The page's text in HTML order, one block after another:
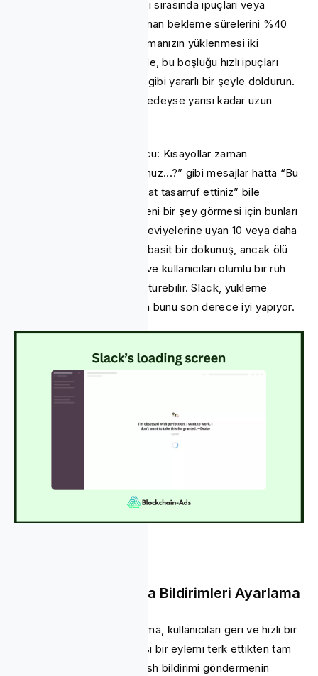
artırabilir. Yükleme ekranları sırasında ipuçları veya
istatistikler eklemek, algılanan bekleme sürelerini %40
oranında azaltabilir. Uygulamanızın yüklenmesi iki
saniyeden fazla sürdüğünde, bu boşluğu hızlı ipuçları
veya eğlenceli istatistikler gibi yararlı bir şeyle doldurun.
Kullanıcılar beklemenin neredeyse yarısı kadar uzun
Örneğin, “Profesyonel ipucu: Kısayollar zaman
kazandırır”, “Biliyor muydunuz...?” gibi mesajlar hatta “Bu
uygulamayı kullanarak X saat tasarruf ettiniz” bile
kullanılabilir. Kullanıcıların yeni bir şey görmesi için bunları
döndürün; farklı deneyim seviyelerine uyan 10 veya daha
fazla ipucu hedefleyin. Bu basit bir dokunuş, ancak ölü
zamanı değerli hissettiren ve kullanıcıları olumlu bir ruh
halinde tutan bir ana dönüştürebilir. Slack, yükleme
ekranındaki esprili alıntılarla bunu son derece iyi yapıyor.
10. Terk Etme Anında Bildirimleri Ayarlama
İyi zamanlanmış bir hatırlatma, kullanıcıları geri ve hızlı bir
şekilde geri getirebilir. Birisi bir eylemi terk ettikten tam
olarak 24 saat sonra bir push bildirimi göndermenin